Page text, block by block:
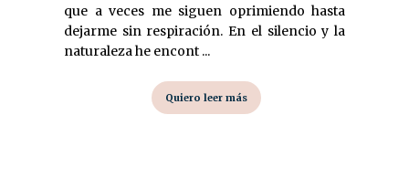
que a veces me siguen oprimiendo hasta
dejarme sin respiración. En el silencio y la
naturaleza he encont ...
Quiero leer más